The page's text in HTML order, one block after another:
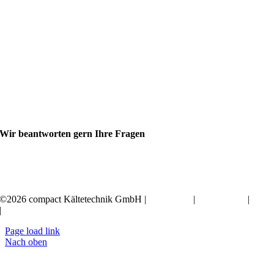
Wir beantworten gern Ihre Fragen
©2026 compact Kältetechnik GmbH | | |
|
Page load link
Nach oben